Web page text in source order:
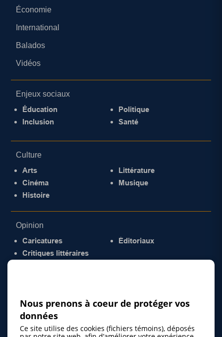
Économie
International
Balados
Vidéos
Enjeux sociaux
Éducation
Inclusion
Politique
Santé
Culture
Arts
Cinéma
Histoire
Littérature
Musique
Opinion
Caricatures
Critiques littéraires
Éditoriaux
Nous prenons à coeur de protéger vos
données
Ce site utilise des cookies (fichiers témoins), déposés